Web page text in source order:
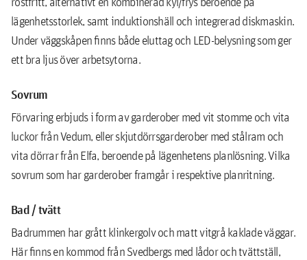
lägenhetsstorlek, samt induktionshäll och integrerad diskmaskin.
Under väggskåpen ﬁnns både eluttag och LED-belysning som ger
ett bra ljus över arbetsytorna.
Sovrum
Förvaring erbjuds i form av garderober med vit stomme och vita
luckor från Vedum, eller skjutdörrsgarderober med stålram och
vita dörrar från Elfa, beroende på lägenhetens planlösning. Vilka
sovrum som har garderober framgår i respektive planritning.
Bad / tvätt
Badrummen har grått klinkergolv och matt vitgrå kaklade väggar.
Här ﬁnns en kommod från Svedbergs med lådor och tvättställ,